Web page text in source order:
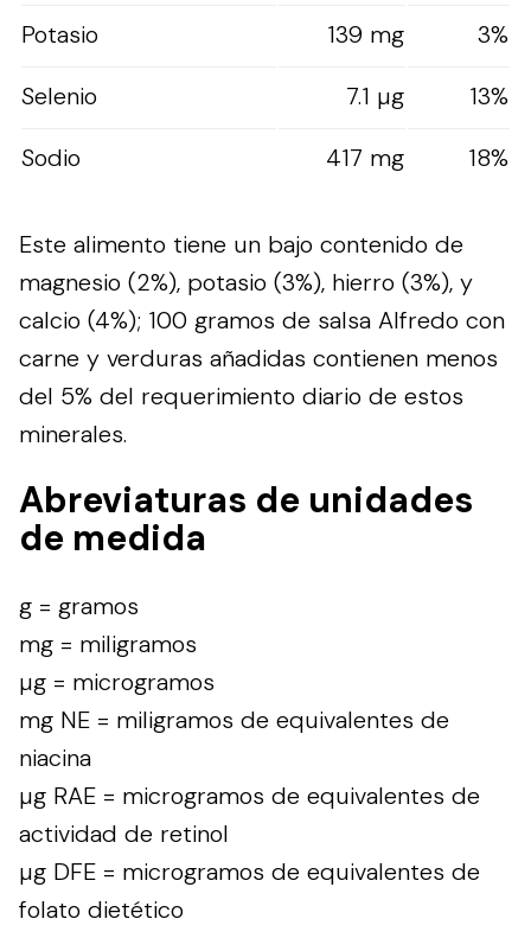
Potasio
139 mg
3%
Selenio
7.1 µg
13%
Sodio
417 mg 18%
Este alimento tiene un bajo contenido de
magnesio (2%), potasio (3%), hierro (3%), y
calcio (4%); 100 gramos de salsa Alfredo con
carne y verduras añadidas contienen menos
del 5% del requerimiento diario de estos
minerales.
Abreviaturas de unidades
de medida
g = gramos
mg = miligramos
µg = microgramos
mg NE = miligramos de equivalentes de
niacina
µg RAE = microgramos de equivalentes de
actividad de retinol
µg DFE = microgramos de equivalentes de
folato dietético